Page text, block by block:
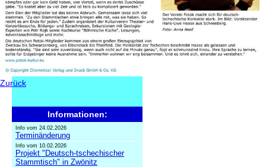
Zurück
Informationen:
Info vom 24.02.2026
Terminänderung
Info vom 10.02.2026
Projekt "Deutsch-tschechischer
Stammtisch" in Zwönitz